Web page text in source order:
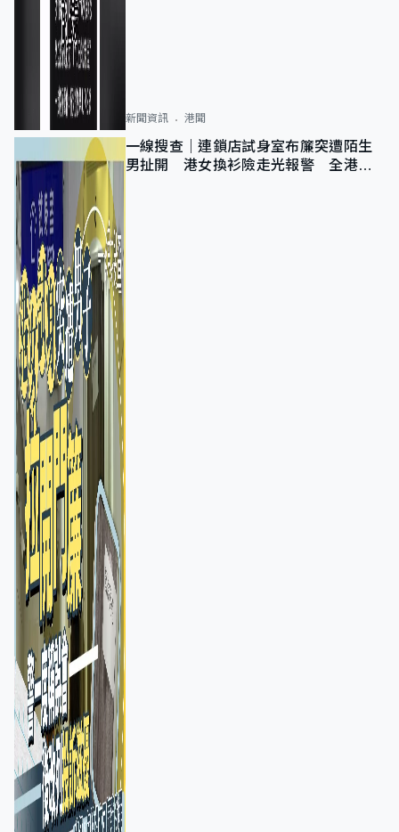
新聞資訊 港聞
一線搜查｜連鎖店試身室布簾突遭陌生
男扯開 港女換衫險走光報警 全港分